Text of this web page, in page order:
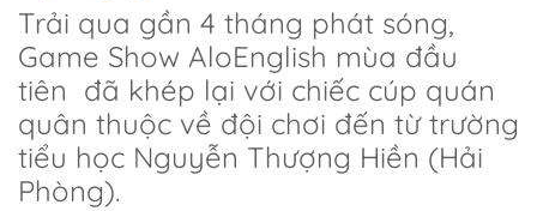
Trải qua gần 4 tháng phát sóng,
Game Show AloEnglish mùa đầu
tiên đã khép lại với chiếc cúp quán
quân thuộc về đội chơi đến từ trường
tiểu học Nguyễn Thượng Hiền (Hải
Phòng).